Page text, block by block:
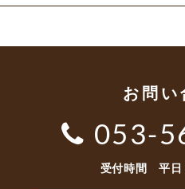
お問い
053-
受付時間 平